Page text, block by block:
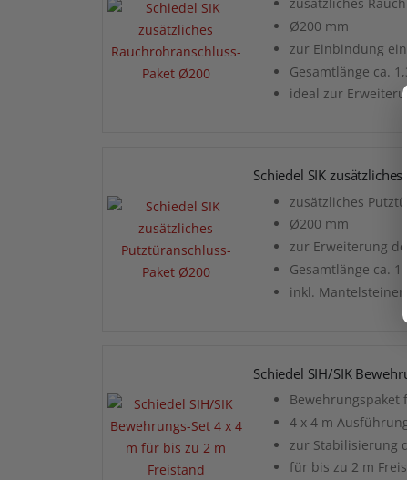
Ø200 mm
zur Einbindung
Gesamtlänge ca.
ideal zur
Schiedel SIK
zusätzliches
Ø200 mm
zur Erweiterung
Gesamtlänge ca.
inkl. Mantelsteinen
Schiedel SIH/SIK
Bewehrungspaket
4 x 4 m
zur Stabilisierung
für bis zu 2 m